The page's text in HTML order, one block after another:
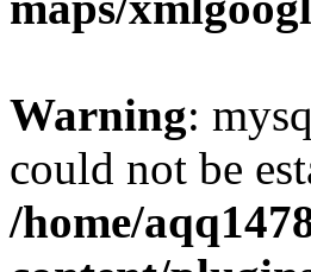
Warning:
could not be
/home/